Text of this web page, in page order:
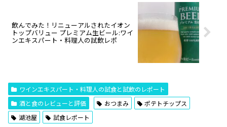
飲んでみた！リニューアルされたイオン
トップバリュー プレミアム生ビール:ワイ
ンエキスパート・料理人の試飲レポ
ワインエキスパート・料理人の試食と試飲のレポート
酒と食のレビューと評価
おつまみ
ポテトチップス
湖池屋
試食レポート